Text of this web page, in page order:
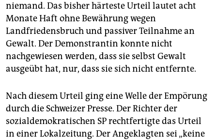
niemand. Das bisher härteste Urteil lautet acht
Monate Haft ohne Bewährung wegen
Landfriedensbruch und passiver Teilnahme an
Gewalt. Der Demonstrantin konnte nicht
nachgewiesen werden, dass sie selbst Gewalt
ausgeübt hat, nur, dass sie sich nicht entfernte.
Nach diesem Urteil ging eine Welle der Empörung
durch die Schweizer Presse. Der Richter der
sozialdemokratischen SP rechtfertigte das Urteil
in einer Lokalzeitung. Der Angeklagten sei „keine